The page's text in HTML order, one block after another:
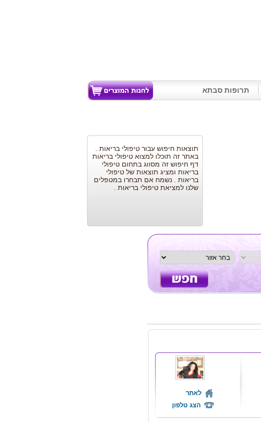
תרופות סבתא
תוצאות חיפוש עבור טיפולי בריאות .
באתר זה תוכלו למצוא טיפולי בריאות
דף חיפוש זה מסווג בתחום טיפולי
בריאות ומציג תוצאות של טיפולי
בריאות . נשמח אם תבחרו במטפלים
שלנו למציאת טיפולי בריאות .
לאתר
הצג טלפון